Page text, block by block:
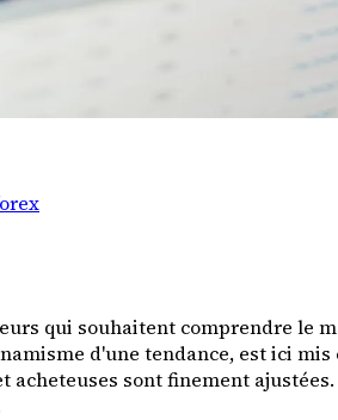
qui souhaitent comprendre le
d'une tendance, est ici
sont finement